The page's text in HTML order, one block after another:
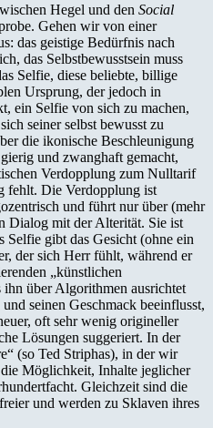
Hegel und den Social
Gehen wir von einer
das geistige Bedürfnis nach
das Selbstbewusstsein muss
Selfie, diese beliebte, billige
Ursprung, der jedoch in
ein Selfie von sich zu machen,
seiner selbst bewusst zu
die ikonische Beschleunigung
und zwanghaft gemacht,
Verdopplung zum Nulltarif
fehlt. Die Verdopplung ist
und führt nur über (mehr
Dialog mit der Alterität. Sie ist
Selfie gibt das Gesicht (ohne ein
der sich Herr fühlt, während er
„künstlichen
über Algorithmen ausrichtet
seinen Geschmack beeinflusst,
oft sehr wenig origineller
Lösungen suggeriert. In der
(so Ted Striphas), in der wir
die Möglichkeit, Inhalte jeglicher
Gleichzeit sind die
und werden zu Sklaven ihres